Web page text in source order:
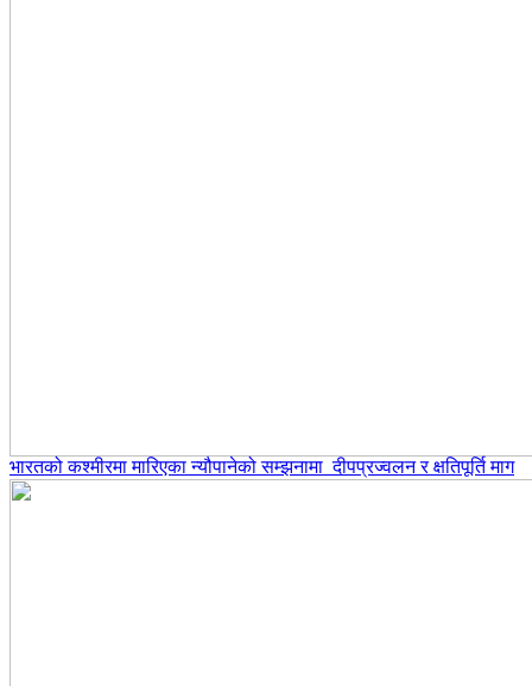
भारतको कश्मीरमा मारिएका न्यौपानेको सम्झनामा दीपप्रज्वलन र क्षतिपूर्ति माग